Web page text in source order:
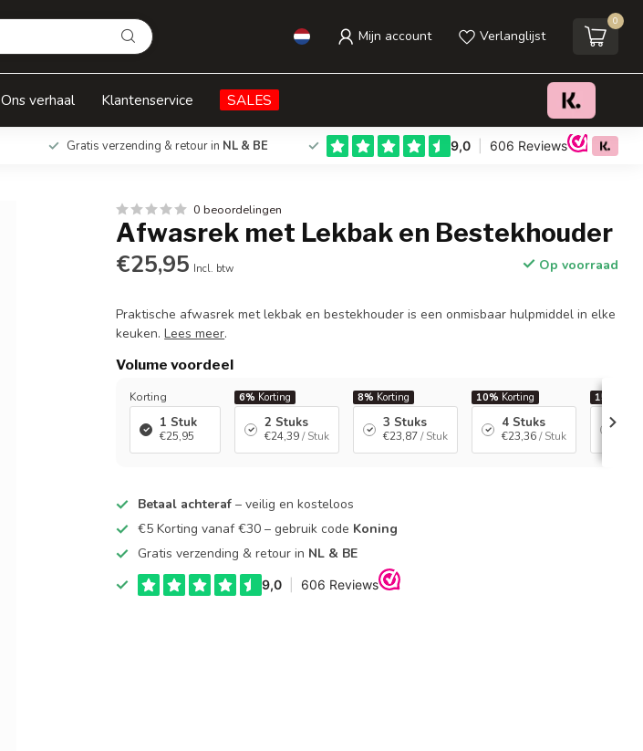
Mijn account Verlanglijst
0
Ons verhaal Klantenservice SALES
Gratis verzending & retour in NL & BE
Toevoegen aan winkelwagen
0 beoordelingen
Afwasrek met Lekbak en Bestekhouder
€25,95 Incl. btw Op voorraad
Praktische afwasrek met lekbak en bestekhouder is een onmisbaar hulpmiddel in elke
keuken.Lees meer.
Volume voordeel
Korting
1 Stuk
€25,95
6% Korting
2 Stuks
€24,39/ Stuk
8% Korting
3 Stuks
€23,87/ Stuk
10% Korting
4 Stuks
€23,36/ Stuk
15%
Betaal achteraf – veilig en kosteloos
€5 Korting vanaf €30 – gebruik code Koning
Gratis verzending & retour in NL & BE